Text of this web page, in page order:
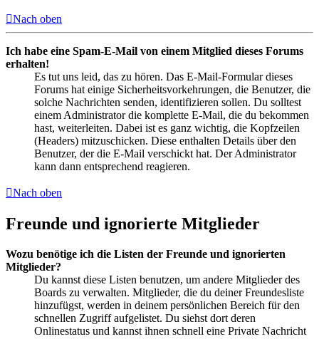
Nach oben
Ich habe eine Spam-E-Mail von einem Mitglied dieses Forums
erhalten!
Es tut uns leid, das zu hören. Das E-Mail-Formular dieses
Forums hat einige Sicherheitsvorkehrungen, die Benutzer, die
solche Nachrichten senden, identifizieren sollen. Du solltest
einem Administrator die komplette E-Mail, die du bekommen
hast, weiterleiten. Dabei ist es ganz wichtig, die Kopfzeilen
(Headers) mitzuschicken. Diese enthalten Details über den
Benutzer, der die E-Mail verschickt hat. Der Administrator
kann dann entsprechend reagieren.
Nach oben
Freunde und ignorierte Mitglieder
Wozu benötige ich die Listen der Freunde und ignorierten
Mitglieder?
Du kannst diese Listen benutzen, um andere Mitglieder des
Boards zu verwalten. Mitglieder, die du deiner Freundesliste
hinzufügst, werden in deinem persönlichen Bereich für den
schnellen Zugriff aufgelistet. Du siehst dort deren
Onlinestatus und kannst ihnen schnell eine Private Nachricht